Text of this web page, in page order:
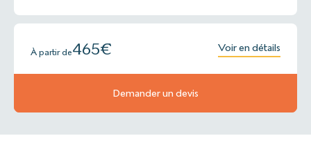
À partir de465€ Voir en détails
Demander un devis